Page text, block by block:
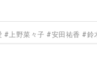
# 上野菜々子 #安田祐香 #鈴